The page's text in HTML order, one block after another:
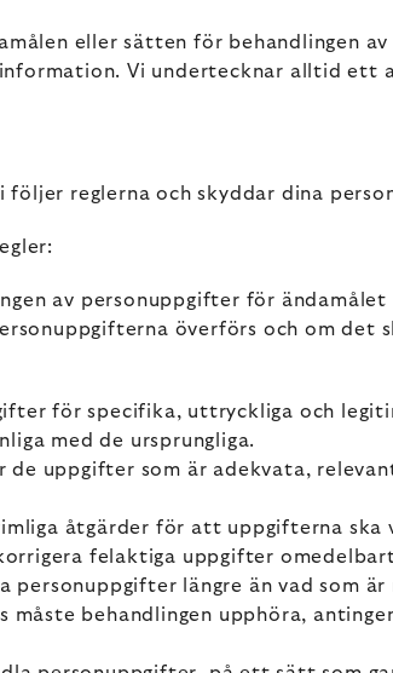
eller sätten för behandlingen
Vi undertecknar alltid ett
reglerna och skyddar dina
av personuppgifter för
överförs och om det
för specifika, uttryckliga och
med de ursprungliga.
de uppgifter som är adekvata,
åtgärder för att uppgifterna ska
felaktiga uppgifter
personuppgifter längre än vad som
behandlingen upphöra,